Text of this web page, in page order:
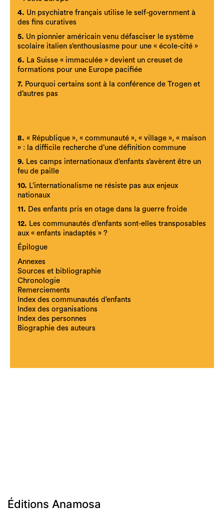
4. Un psychiatre français utilise le self-government à
des fins curatives
5. Un pionnier américain venu défasciser le système
scolaire italien s’enthousiasme pour une « école-cité »
6. La Suisse « immaculée » devient un creuset de
formations pour une Europe pacifiée
7. Pourquoi certains sont à la conférence de Trogen et
d’autres pas
8. « République », « communauté », « village », « maison
» : la difficile recherche d’une définition commune
9. Les camps internationaux d’enfants s’avèrent être un
feu de paille
10. L’internationalisme ne résiste pas aux enjeux
nationaux
11. Des enfants pris en otage dans la guerre froide
12. Les communautés d’enfants sont-elles transposables
aux « enfants inadaptés » ?
Épilogue
Annexes
Sources et bibliographie
Chronologie
Remerciements
Index des communautés d’enfants
Index des organisations
Index des personnes
Biographie des auteurs
Éditions Anamosa